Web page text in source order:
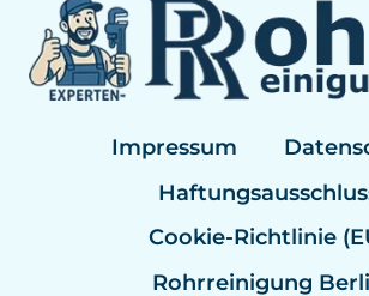
Impressum
Cookie-Richtlinie
Rohrreinigung